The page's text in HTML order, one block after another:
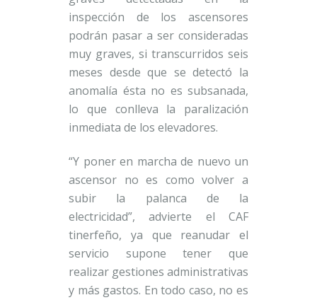
inspección de los ascensores
podrán pasar a ser consideradas
muy graves, si transcurridos seis
meses desde que se detectó la
anomalía ésta no es subsanada,
lo que conlleva la paralización
inmediata de los elevadores.
“Y poner en marcha de nuevo un
ascensor no es como volver a
subir la palanca de la
electricidad”, advierte el CAF
tinerfeño, ya que reanudar el
servicio supone tener que
realizar gestiones administrativas
y más gastos. En todo caso, no es